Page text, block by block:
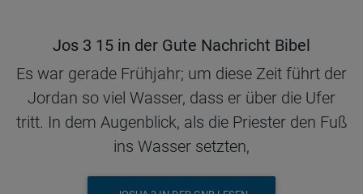
Jos 3 15 in der Gute Nachricht Bibel
Es war gerade Frühjahr; um diese Zeit führt der
Jordan so viel Wasser, dass er über die Ufer
tritt. In dem Augenblick, als die Priester den Fuß
ins Wasser setzten,